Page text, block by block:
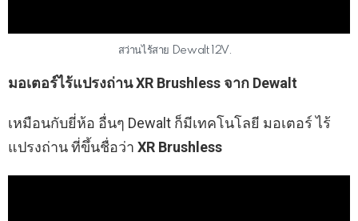
สว่านไร้สาย Dewalt 12V.
มอเตอร์ไร้แปรงถ่าน XR Brushless จาก Dewalt
เหมือนกับยี่ห้อ อื่นๆ Dewalt ก็มีเทคโนโลยี มอเตอร์ ไร้
แปรงถ่าน ที่ขึ้นชื่อว่า XR Brushless